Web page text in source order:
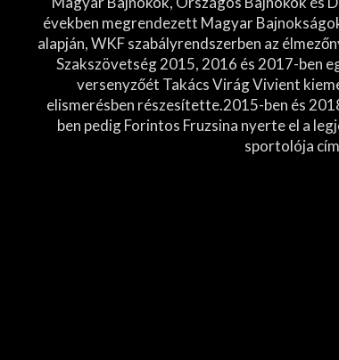
években megrendezett Magyar
alapján, WKF szabályrendszerben az
Szakszövetség 2015, 2016 és 2017-ben
versenyzőét Takács Virág Vivient
elismerésben részesítette.2015-ben és
ben pedig Forintos Fruzsina nyerte el a
sportolója